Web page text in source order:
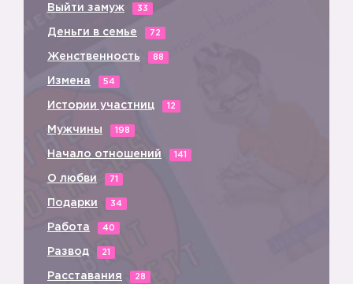
Выйти замуж 33
Деньги в семье 72
Женственность 88
Измена 54
Истории участниц 12
Мужчины 198
Начало отношений 141
О любви 71
Подарки 34
Работа 40
Развод 21
Расставания 28